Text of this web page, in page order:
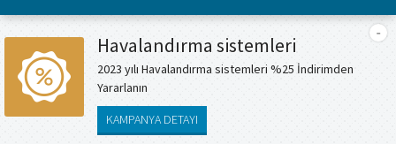
Havalandırma sistemleri
2023 yılı Havalandırma sistemleri %25 İndirimden
Yararlanın
KAMPANYA DETAYI